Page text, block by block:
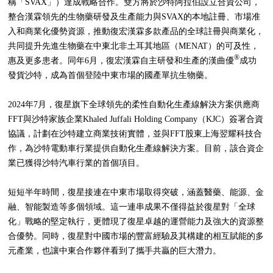
稱「SVAX」）達成戰略合作。雙方將於沙特阿拉伯設立合資公司，
整合漢霖領先的生物藥研發及生產能力與SVAX的本地註冊、市場准
入和商業化優勢資源，推動復宏漢霖多款產品的全球註冊與商業化，
共同提升先進生物藥在中東北非土耳其地區（MENAT）的可及性，
惠及更多患者。同年6月，復宏漢霖自主研發和生產的漢曲優®成功
發貨沙特，成為首個登陸中東市場的國產單抗生物藥。
2024年7月，復星旗下全球領先的柔性自動化生產線解決方案供應商
FFT與沙特家族企業Khaled Juffali Holding Company（KJC）簽署合資
協議，計劃在沙特建立商業技術實體，並與FFT股東上海翌耀科技合
作，為沙特電動車行業提供自動化生產線解決方案。目前，該合資企
業已獲得沙特汽車行業的首個項目。
短短半年時間，復星接連在中東市場取得突破，涵蓋醫藥、能源、金
融、智能製造等多個領域。這一連串成果不僅得益於復星對「全球
化」戰略的堅定執行，更體現了復星卓越的運營能力及強大的資源整
合優勢。同時，復星對中國市場的豐富經驗及其構建的相互賦能的多
元產業，也讓中東合作夥伴看到了攜手共贏的巨大潛力。